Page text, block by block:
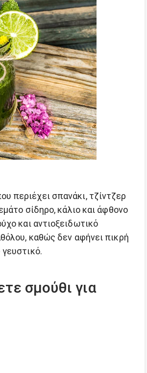
περιέχει σπανάκι, τζίντζερ
σίδηρο, κάλιο και άφθονο
και αντιοξειδωτικό
καθώς δεν αφήνει πικρή
σμούθι για